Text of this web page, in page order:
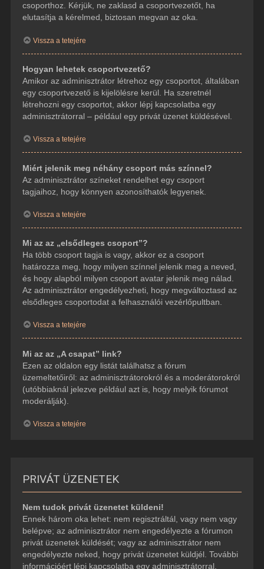
csoporthoz. Kérjük, ne zaklasd a csoportvezetőt, ha
elutasítja a kérelmed, biztosan megvan az oka.
Vissza a tetejére
Hogyan lehetek csoportvezető?
Amikor az adminisztrátor létrehoz egy csoportot, általában
egy csoportvezető is kijelölésre kerül. Ha szeretnél
létrehozni egy csoportot, akkor lépj kapcsolatba egy
adminisztrátorral – például egy privát üzenet küldésével.
Vissza a tetejére
Miért jelenik meg néhány csoport más színnel?
Az adminisztrátor színeket rendelhet egy csoport
tagjaihoz, hogy könnyen azonosíthatók legyenek.
Vissza a tetejére
Mi az az „elsődleges csoport”?
Ha több csoport tagja is vagy, akkor ez a csoport
határozza meg, hogy milyen színnel jelenik meg a neved,
és hogy alapból milyen csoport avatar jelenik meg nálad.
Az adminisztrátor engedélyezheti, hogy megváltoztasd az
elsődleges csoportodat a felhasználói vezérlőpultban.
Vissza a tetejére
Mi az az „A csapat” link?
Ezen az oldalon egy listát találhatsz a fórum
üzemeltetőiről: az adminisztrátorokról és a moderátorokról
(utóbbiaknál jelezve például azt is, hogy melyik fórumot
moderálják).
Vissza a tetejére
PRIVÁT ÜZENETEK
Nem tudok privát üzenetet küldeni!
Ennek három oka lehet: nem regisztráltál, vagy nem vagy
belépve; az adminisztrátor nem engedélyezte a fórumon
privát üzenetek küldését; vagy az adminisztrátor nem
engedélyezte neked, hogy privát üzenetet küldjél. További
információért lépj kapcsolatba egy adminisztrátorral.